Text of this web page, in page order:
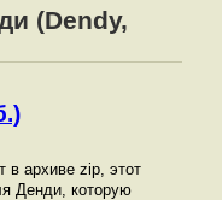
(Dendy,
в архиве zip, этот
Денди, которую